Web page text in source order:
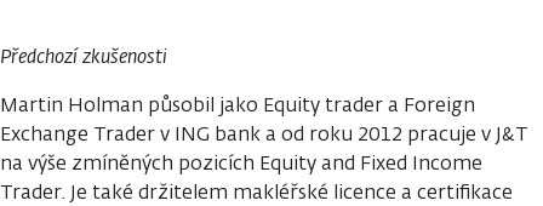
Předchozí zkušenosti
Martin Holman působil jako Equity trader a Foreign
Exchange Trader v ING bank a od roku 2012 pracuje v J&T
na výše zmíněných pozicích Equity and Fixed Income
Trader. Je také držitelem makléřské licence a certifikace